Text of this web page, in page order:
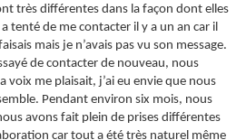
très différentes dans la façon dont elles
a tenté de me contacter il y a un an car il
mais je n’avais pas vu son message.
de contacter de nouveau, nous
voix me plaisait, j’ai eu envie que nous
Pendant environ six mois, nous
avons fait plein de prises différentes
car tout a été très naturel même